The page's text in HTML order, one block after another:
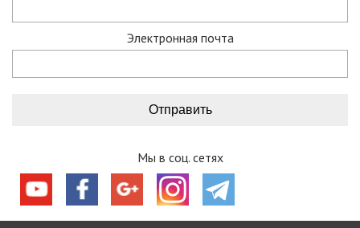
Электронная почта
Мы в соц. сетях